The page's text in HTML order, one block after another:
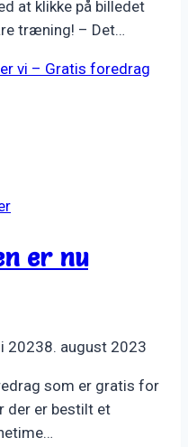
at klikke på billedet
træning! – Det…
vi – Gratis foredrag
er nu
20238. august 2023
som er gratis for
der er bestilt et